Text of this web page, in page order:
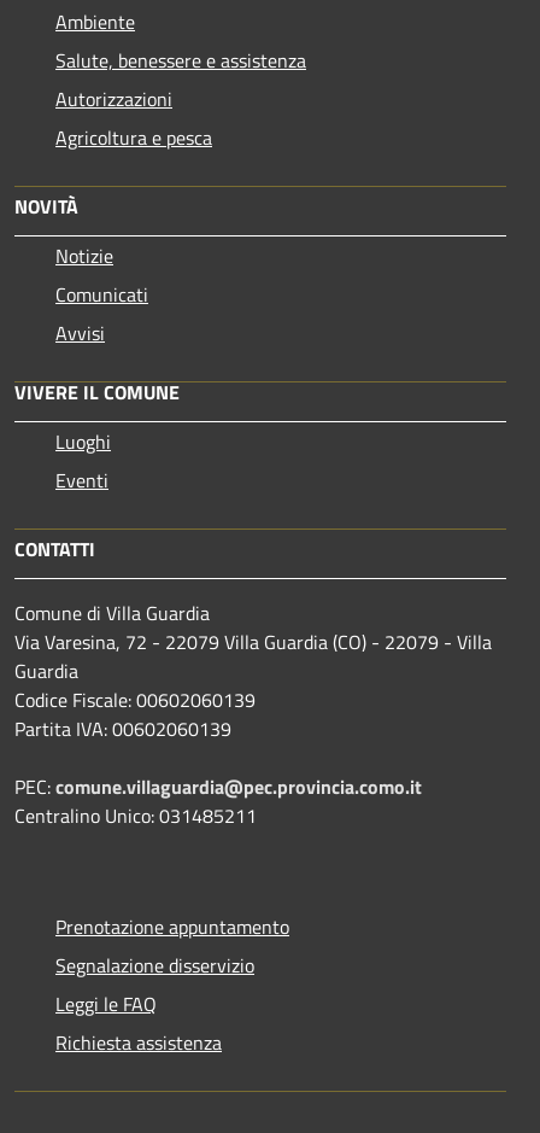
Ambiente
Salute, benessere e assistenza
Autorizzazioni
Agricoltura e pesca
NOVITÀ
Notizie
Comunicati
Avvisi
VIVERE IL COMUNE
Luoghi
Eventi
CONTATTI
Comune di Villa Guardia
Via Varesina, 72 - 22079 Villa Guardia (CO) - 22079 - Villa
Guardia
Codice Fiscale: 00602060139
Partita IVA: 00602060139
PEC:comune.villaguardia@pec.provincia.como.it
Centralino Unico: 031485211
Prenotazione appuntamento
Segnalazione disservizio
Leggi le FAQ
Richiesta assistenza